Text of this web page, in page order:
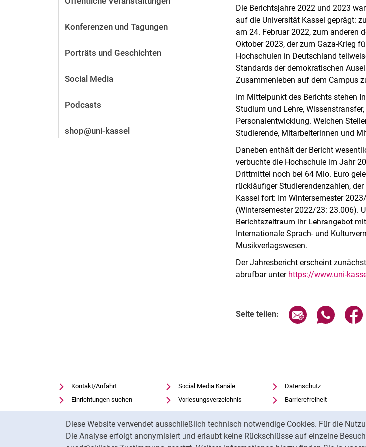
Diese Website verwendet ausschließlich technisch notwendige Cookies. Für die
Die Analyse erfolgt anonymisiert und erlaubt keine Rückschlüsse auf einzelne
Stellenangebote
Alum­ni und Freunde
Kontakt und Standorte
Konferenzen und Tagungen
Porträts und Geschichten
Social Media
Podcasts
shop@uni-kassel
Die Berichtsjahre 2022 und 2023
auf die Universität Kassel geprägt:
am 24. Februar 2022, zum anderen
Oktober 2023, der zum Gaza-Krieg
Hochschulen in Deutschland
Standards der demokratischen
Zusammenleben auf dem Campus
Im Mittelpunkt des Berichts stehen
Studium und Lehre,
Personalentwicklung. Welchen
Studierende, Mitarbeiterinnen und
Daneben enthält der Bericht
verbuchte die Hochschule im Jahr
Drittmittel noch bei 64 Mio. Euro
rückläufiger Studierendenzahlen,
Kassel fort: Im Wintersemester
(Wintersemester 2022/23: 23.006).
Berichtszeitraum ihr Lehrangebot
Internationale Sprach- und
Musikverlagswesen.
Der Jahresbericht erscheint
abrufbar unter https://www.uni-
Seite teilen: Seite über E-
Seite
Kontakt/Anfahrt
Einrichtungen suchen
Stellenangebote
Notfall
Cookie-Einstellungen
Social Media Kanäle
Vorlesungsverzeichnis
Moodle
Panopto
Universitätsbibliothek
Datenschutz
Barrierefreiheit
Transparenter KI-Einsatz
Impressum